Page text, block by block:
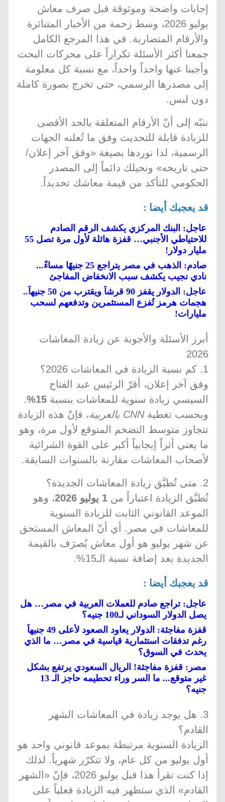
إجابات واضحة وموثوقة قبل صرف معاش
يوليو 2026، وسط زحمة من الأخبار المتناثرة
والأرقام المتضاربة. في هذا المرجع الكامل
جمعنا أكثر الأسئلة تكراراً على محركات البحث
وأجبنا عنها واحداً واحداً، مع نسبة كل معلومة
إلى مصدرها الرسمي، حتى تخرج بصورة كاملة
دون لبس.
ننبّه إلى أنّ الأرقام المتعلقة بالحد الأقصى
للزيادة قابلة للتحديث وفق ما تُعلنه الجهات
الرسمية، لذا نوردها بصيغة «وفق آخر إعلان/
حتى تاريخه» ونحيلك دائماً إلى المصدر
الحكومي للتأكد من قيمة معاشك تحديداً.
قد يعجبك أيضا :
عاجل: البنك المركزي يكشف الرقم الصادم
للاحتياطي الأجنبي… قفزة هائلة لأول مرة تصل 55
مليار دولار!
صادم: الذهب في مصر يتراجع 25 جنيهًا مساءً...
نادي نجيب يكشف سبب الانخفاض المفاجئ
عاجل: الدولار يقفز 90 قرشاً ويقترب من 50 جنيهاً..
هجمات هرمز تُفزع المستثمرين وتدفعهم لسحب
مليارات!
أبرز الأسئلة والأجوبة عن زيادة المعاشات
2026
1. كم نسبة الزيادة في المعاشات 2026؟
وفق آخر إعلان، أقرّ الرئيس عبد الفتاح
السيسي زيادة سنوية للمعاشات بنسبة 15%
.
وبحسب تغطيةCNN بالعربية
، فإنّ هذه الزيادة
تتجاوز متوسط التضخم المتوقع لأول مرة، وهو
ما يعني أثراً إيجابياً أكبر على القوة الشرائية
لأصحاب المعاشات مقارنة بالسنوات السابقة.
2. متى تُطبَّق زيادة المعاشات الجديدة؟
تُطبَّق الزيادة اعتباراً من 1 يوليو 2026
، وهو
الموعد القانوني الثابت للزيادة السنوية
للمعاشات في مصر. أي أنّ المعاش المستحق
عن شهر يوليو هو أول معاش يُصرَف بالقيمة
الجديدة بعد إضافة نسبة الـ15%.
قد يعجبك أيضا :
عاجل: تراجع صادم للعملات العربية في مصر… هل
يصل الدولار السوداني لـ100 جنيه؟
قفزة مفاجئة: الدولار يعاود الصعود لأعلى 49 جنيهاً
رغم تدفقات استثمارية قياسية في مصر… ما الذي
يحدث في السوق؟
مصر: قفزة مفاجئة! الريال السعودي يرتفع بشكل
غير متوقع... ما السر وراء تحطيمه حاجز الـ 13
جنيه؟
3. هل يوجد زيادة في المعاشات الشهر
القادم؟
الزيادة السنوية مرتبطة بموعد قانوني واحد هو
أول يوليو من كل عام، ولا تتكرّر شهرياً. لذلك
إذا كنت تقرأ هذا قبل يوليو 2026، فإنّ «الشهر
القادم» الذي ستظهر فيه الزيادة فعلياً على